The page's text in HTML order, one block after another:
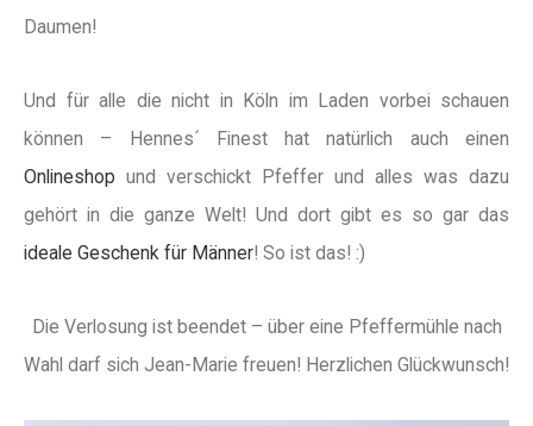
Daumen!
Und für alle die nicht in Köln im Laden vorbei schauen
können – Hennes´ Finest hat natürlich auch einen
Onlineshop und verschickt Pfeffer und alles was dazu
gehört in die ganze Welt! Und dort gibt es so gar das
ideale Geschenk für Männer! So ist das! :)
Die Verlosung ist beendet – über eine Pfeffermühle nach
Wahl darf sich Jean-Marie freuen! Herzlichen Glückwunsch!